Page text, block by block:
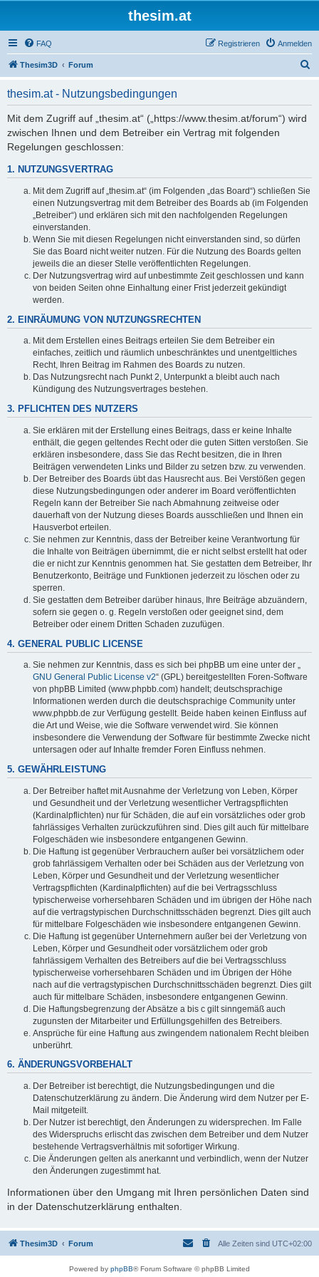
thesim.at
FAQ Anmelden
Registrieren
Thesim3D Forum
thesim.at - Nutzungsbedingungen
Mit dem Zugriff auf „thesim.at“ („https://www.thesim.at/forum“) wird
zwischen Ihnen und dem Betreiber ein Vertrag mit folgenden
Regelungen geschlossen:
1. NUTZUNGSVERTRAG
Mit dem Zugriff auf „thesim.at“ (im Folgenden „das Board“) schließen Sie
einen Nutzungsvertrag mit dem Betreiber des Boards ab (im Folgenden
„Betreiber“) und erklären sich mit den nachfolgenden Regelungen
einverstanden.
Wenn Sie mit diesen Regelungen nicht einverstanden sind, so dürfen
Sie das Board nicht weiter nutzen. Für die Nutzung des Boards gelten
jeweils die an dieser Stelle veröffentlichten Regelungen.
Der Nutzungsvertrag wird auf unbestimmte Zeit geschlossen und kann
von beiden Seiten ohne Einhaltung einer Frist jederzeit gekündigt
werden.
2. EINRÄUMUNG VON NUTZUNGSRECHTEN
Mit dem Erstellen eines Beitrags erteilen Sie dem Betreiber ein
einfaches, zeitlich und räumlich unbeschränktes und unentgeltliches
Recht, Ihren Beitrag im Rahmen des Boards zu nutzen.
Das Nutzungsrecht nach Punkt 2, Unterpunkt a bleibt auch nach
Kündigung des Nutzungsvertrages bestehen.
3. PFLICHTEN DES NUTZERS
Sie erklären mit der Erstellung eines Beitrags, dass er keine Inhalte
enthält, die gegen geltendes Recht oder die guten Sitten verstoßen. Sie
erklären insbesondere, dass Sie das Recht besitzen, die in Ihren
Beiträgen verwendeten Links und Bilder zu setzen bzw. zu verwenden.
Der Betreiber des Boards übt das Hausrecht aus. Bei Verstößen gegen
diese Nutzungsbedingungen oder anderer im Board veröffentlichten
Regeln kann der Betreiber Sie nach Abmahnung zeitweise oder
dauerhaft von der Nutzung dieses Boards ausschließen und Ihnen ein
Hausverbot erteilen.
Sie nehmen zur Kenntnis, dass der Betreiber keine Verantwortung für
die Inhalte von Beiträgen übernimmt, die er nicht selbst erstellt hat oder
die er nicht zur Kenntnis genommen hat. Sie gestatten dem Betreiber, Ihr
Benutzerkonto, Beiträge und Funktionen jederzeit zu löschen oder zu
sperren.
Sie gestatten dem Betreiber darüber hinaus, Ihre Beiträge abzuändern,
sofern sie gegen o. g. Regeln verstoßen oder geeignet sind, dem
Betreiber oder einem Dritten Schaden zuzufügen.
4. GENERAL PUBLIC LICENSE
Sie nehmen zur Kenntnis, dass es sich bei phpBB um eine unter der „
GNU General Public License v2“ (GPL) bereitgestellten Foren-Software
von phpBB Limited (www.phpbb.com) handelt; deutschsprachige
Informationen werden durch die deutschsprachige Community unter
www.phpbb.de zur Verfügung gestellt. Beide haben keinen Einfluss auf
die Art und Weise, wie die Software verwendet wird. Sie können
insbesondere die Verwendung der Software für bestimmte Zwecke nicht
untersagen oder auf Inhalte fremder Foren Einfluss nehmen.
5. GEWÄHRLEISTUNG
Der Betreiber haftet mit Ausnahme der Verletzung von Leben, Körper
und Gesundheit und der Verletzung wesentlicher Vertragspflichten
(Kardinalpflichten) nur für Schäden, die auf ein vorsätzliches oder grob
fahrlässiges Verhalten zurückzuführen sind. Dies gilt auch für mittelbare
Folgeschäden wie insbesondere entgangenen Gewinn.
Die Haftung ist gegenüber Verbrauchern außer bei vorsätzlichem oder
grob fahrlässigem Verhalten oder bei Schäden aus der Verletzung von
Leben, Körper und Gesundheit und der Verletzung wesentlicher
Vertragspflichten (Kardinalpflichten) auf die bei Vertragsschluss
typischerweise vorhersehbaren Schäden und im übrigen der Höhe nach
auf die vertragstypischen Durchschnittsschäden begrenzt. Dies gilt auch
für mittelbare Folgeschäden wie insbesondere entgangenen Gewinn.
Die Haftung ist gegenüber Unternehmern außer bei der Verletzung von
Leben, Körper und Gesundheit oder vorsätzlichem oder grob
fahrlässigem Verhalten des Betreibers auf die bei Vertragsschluss
typischerweise vorhersehbaren Schäden und im Übrigen der Höhe
nach auf die vertragstypischen Durchschnittsschäden begrenzt. Dies gilt
auch für mittelbare Schäden, insbesondere entgangenen Gewinn.
Die Haftungsbegrenzung der Absätze a bis c gilt sinngemäß auch
zugunsten der Mitarbeiter und Erfüllungsgehilfen des Betreibers.
Ansprüche für eine Haftung aus zwingendem nationalem Recht bleiben
unberührt.
6. ÄNDERUNGSVORBEHALT
Der Betreiber ist berechtigt, die Nutzungsbedingungen und die
Datenschutzerklärung zu ändern. Die Änderung wird dem Nutzer per E-
Mail mitgeteilt.
Der Nutzer ist berechtigt, den Änderungen zu widersprechen. Im Falle
des Widerspruchs erlischt das zwischen dem Betreiber und dem Nutzer
bestehende Vertragsverhältnis mit sofortiger Wirkung.
Die Änderungen gelten als anerkannt und verbindlich, wenn der Nutzer
den Änderungen zugestimmt hat.
Informationen über den Umgang mit Ihren persönlichen Daten sind
in der Datenschutzerklärung enthalten.
Thesim3D Forum Alle Zeiten sind UTC+02:00
Powered by phpBB® Forum Software © phpBB Limited